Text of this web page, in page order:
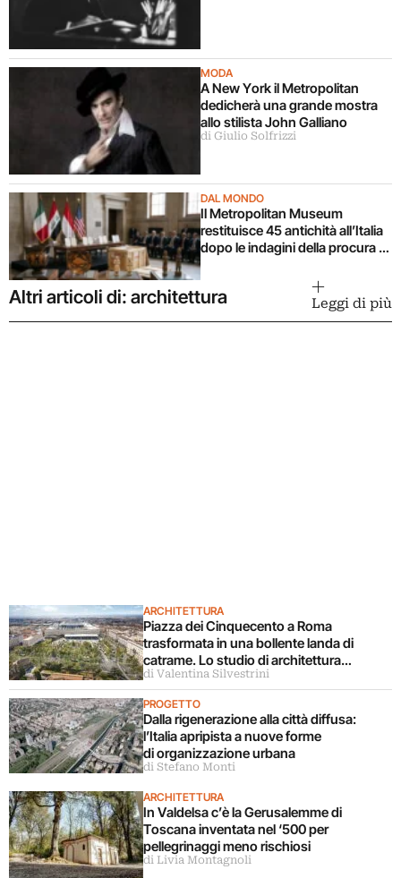
MODA
A New York il Metropolitan
dedicherà una grande mostra
allo stilista John Galliano
di Giulio Solfrizzi
DAL MONDO
Il Metropolitan Museum
restituisce 45 antichità all’Italia
dopo le indagini della procura di
Altri articoli di: architettura Leggi di più
ARCHITETTURA
Piazza dei Cinquecento a Roma
trasformata in una bollente landa di
catrame. Lo studio di architettura
disconosce il progetto
di Valentina Silvestrini
PROGETTO
Dalla rigenerazione alla città diffusa:
l’Italia apripista a nuove forme
di organizzazione urbana
di Stefano Monti
ARCHITETTURA
In Valdelsa c’è la Gerusalemme di
Toscana inventata nel ‘500 per
pellegrinaggi meno rischiosi
di Livia Montagnoli